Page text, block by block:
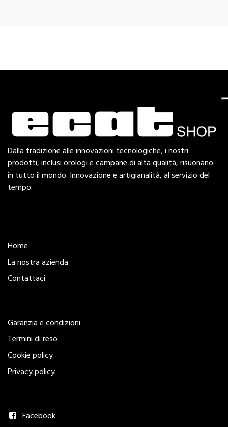
Dalla tradizione alle innovazioni tecnologiche, i nostri
prodotti, inclusi orologi e campane di alta qualità, risuonano
in tutto il mondo. Innovazione e artigianalità, al servizio del
tempo.
Home
La nostra azienda
Contattaci
Garanzia e condizioni
Termini di reso
Cookie policy
Privacy policy
Facebook